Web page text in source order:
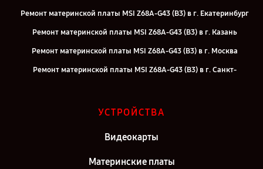
Ремонт материнской платы MSI Z68A-G43 (B3) в г. Екатеринбург
Ремонт материнской платы MSI Z68A-G43 (B3) в г. Казань
Ремонт материнской платы MSI Z68A-G43 (B3) в г. Москва
Ремонт материнской платы MSI Z68A-G43 (B3) в г. Санкт-
УСТРОЙСТВА
Видеокарты
Материнские платы